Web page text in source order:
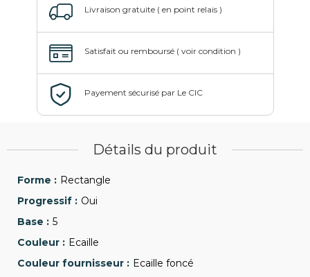
Détails du produit
Rectangle
Oui
5
Ecaille
Ecaille foncé